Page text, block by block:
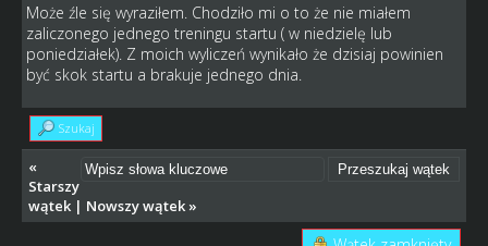
Może źle się wyraziłem. Chodziło mi o to że nie miałem
zaliczonego jednego treningu startu ( w niedzielę lub
poniedziałek). Z moich wyliczeń wynikało że dzisiaj powinien
być skok startu a brakuje jednego dnia.
Szukaj
«
Starszy
wątek| Nowszy wątek»